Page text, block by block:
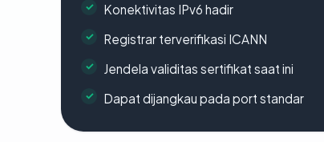
Konektivitas IPv6 hadir
Registrar terverifikasi ICANN
Jendela validitas sertifikat saat ini
Dapat dijangkau pada port standar